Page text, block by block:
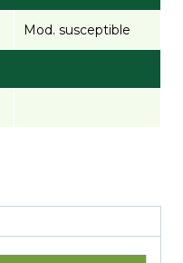
Mod. susceptible